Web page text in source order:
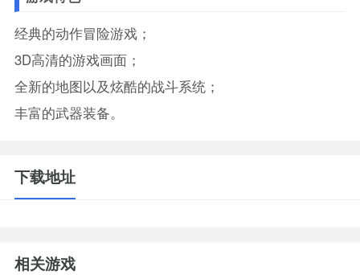
经典的动作冒险游戏；
3D高清的游戏画面；
全新的地图以及炫酷的战斗系统；
丰富的武器装备。
下载地址
相关游戏